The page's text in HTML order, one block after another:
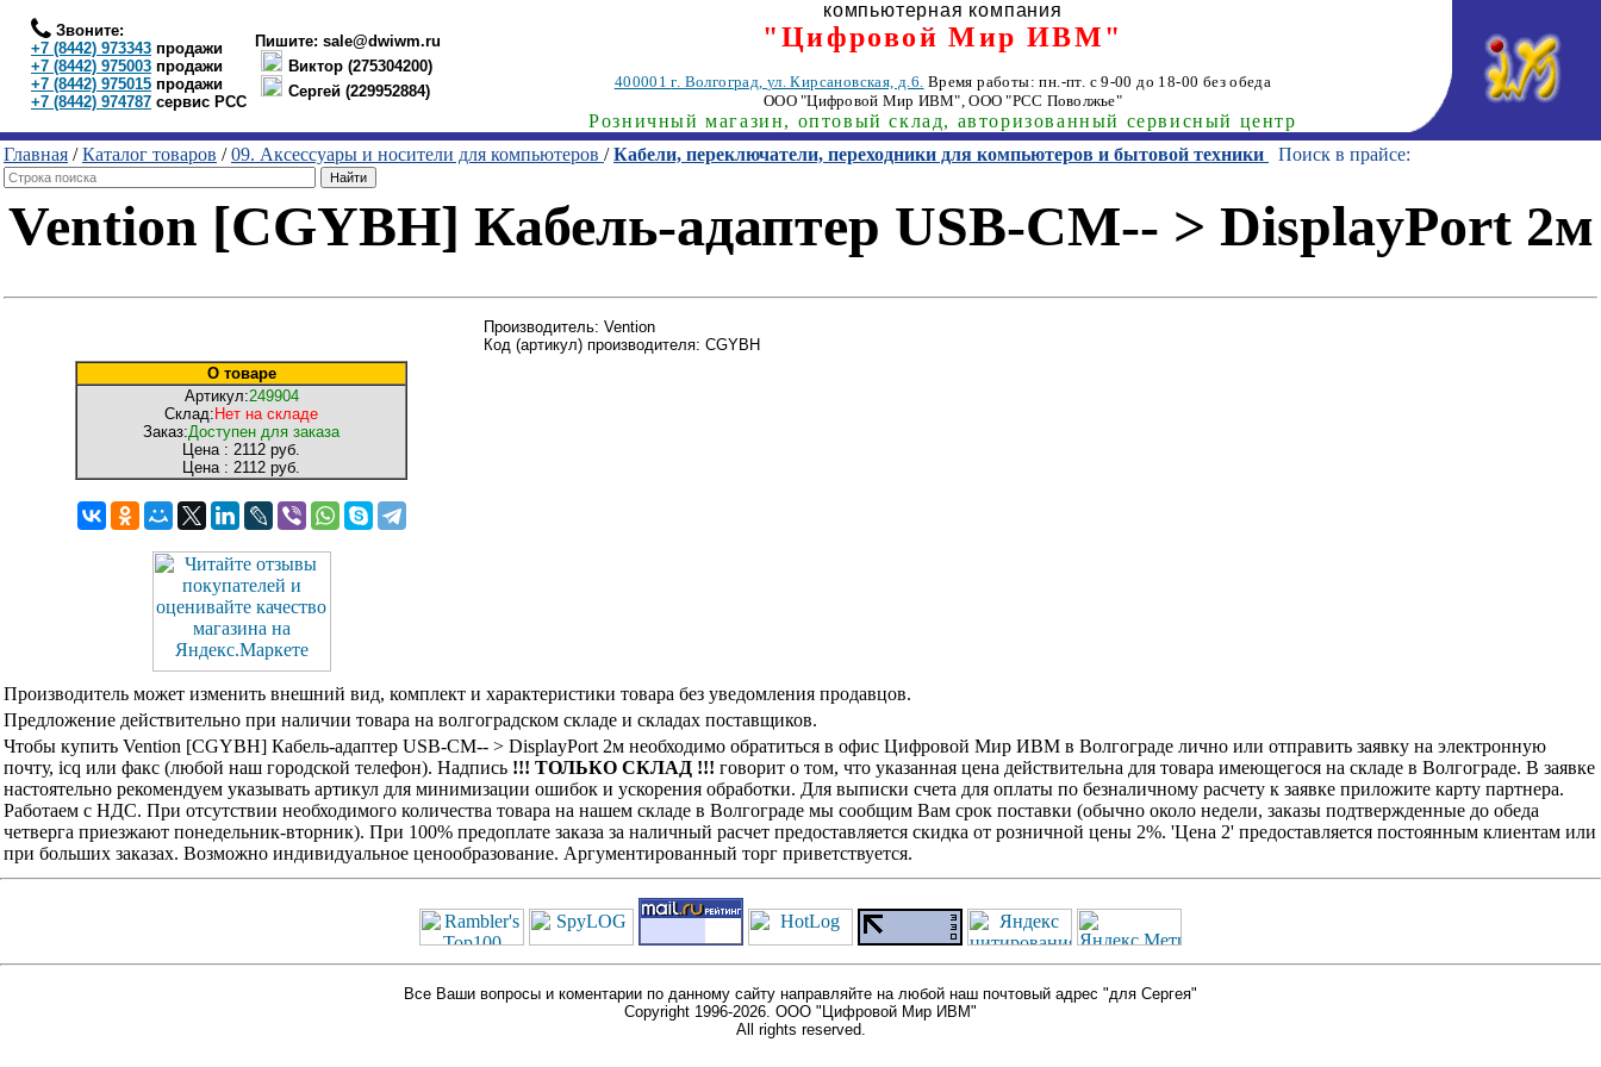
Звоните:
+7 (8442) 973343 продажи
+7 (8442) 975003 продажи
+7 (8442) 975015 продажи
+7 (8442) 974787 сервис РСС
Пишите: sale@dwiwm.ru
Виктор (275304200)
Сергей (229952884)
компьютерная компания
"Цифровой Мир ИВМ"
400001г. Волгоград, ул. Кирсановская, д.6. Время работы: пн.-пт. с 9-00 до 18-00 без обеда
ООО "Цифровой Мир ИВМ", ООО "РСС Поволжье"
Розничный магазин, оптовый склад, авторизованный сервисный центр
Главная /Каталог товаров /09. Аксессуары и носители для компьютеров /Кабели, переключатели, переходники для компьютеров и бытовой техники Поиск в прайсе:
Vention [CGYBH] Кабель-адаптер USB-CM-- > DisplayPort 2м
О товаре
Артикул:249904
Склад: Нет на складе
Заказ:Доступен для заказа
Цена : 2112 руб.
Цена : 2112 руб.
Производитель: Vention
Код (артикул) производителя: CGYBH
Производитель может изменить внешний вид, комплект и характеристики товара без уведомления продавцов.
Предложение действительно при наличии товара на волгоградском складе и складах поставщиков.
Чтобы купить Vention [CGYBH] Кабель-адаптер USB-CM-- > DisplayPort 2м необходимо обратиться в офис Цифровой Мир ИВМ в Волгограде лично или отправить заявку на электронную
почту, icq или факс (любой наш городской телефон). Надпись !!! ТОЛЬКО СКЛАД !!! говорит о том, что указанная цена действительна для товара имеющегося на складе в Волгограде. В заявке
настоятельно рекомендуем указывать артикул для минимизации ошибок и ускорения обработки. Для выписки счета для оплаты по безналичному расчету к заявке приложите карту партнера.
Работаем с НДС. При отсутствии необходимого количества товара на нашем складе в Волгограде мы сообщим Вам срок поставки (обычно около недели, заказы подтвержденные до обеда
четверга приезжают понедельник-вторник). При 100% предоплате заказа за наличный расчет предоставляется скидка от розничной цены 2%. 'Цена 2' предоставляется постоянным клиентам или
при больших заказах. Возможно индивидуальное ценообразование. Аргументированный торг приветствуется.
Все Ваши вопросы и коментарии по данному сайту направляйте на любой наш почтовый адрес "для Сергея"
Copyright 1996-2026. ООО "Цифровой Мир ИВМ"
All rights reserved.